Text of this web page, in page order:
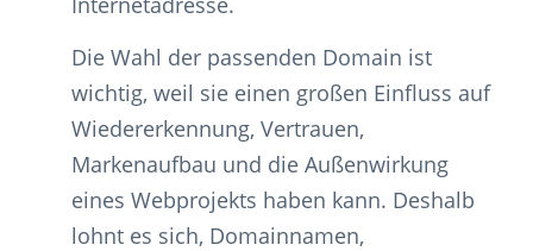
Die Wahl der passenden Domain ist
wichtig, weil sie einen großen Einfluss auf
Wiedererkennung, Vertrauen,
Markenaufbau und die Außenwirkung
eines Webprojekts haben kann. Deshalb
lohnt es sich, Domainnamen,